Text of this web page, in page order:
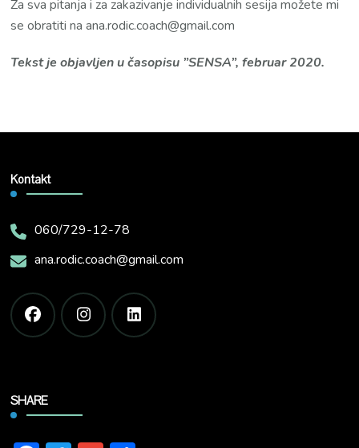
Za sva pitanja i za zakazivanje individualnih sesija možete mi
se obratiti na ana.rodic.coach@gmail.com
Tekst je objavljen u časopisu ”SENSA”, februar 2020.
Kontakt
060/729-12-78
ana.rodic.coach@gmail.com
SHARE